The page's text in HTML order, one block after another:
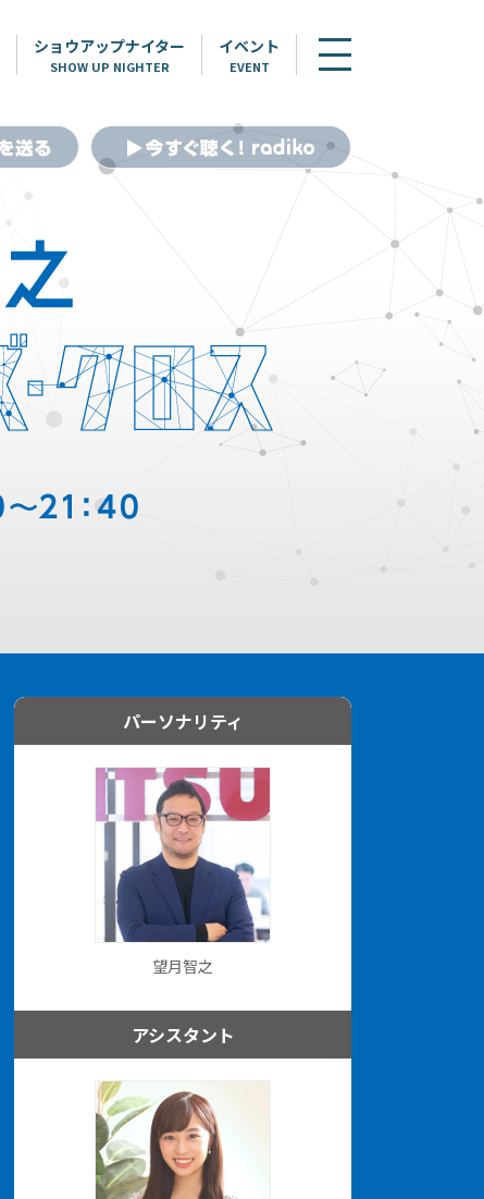
ショウアップナイター
SHOW UP NIGHTER
イベント
EVENT
パーソナリティ
望月智之
アシスタント